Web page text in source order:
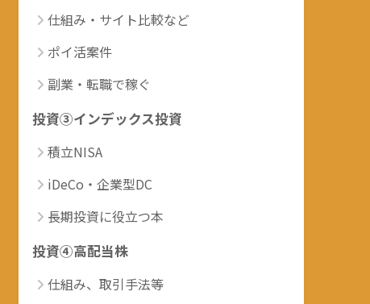
仕組み・サイト比較など
ポイ活案件
副業・転職で稼ぐ
投資③インデックス投資
積立NISA
iDeCo・企業型DC
長期投資に役立つ本
投資④高配当株
仕組み、取引手法等